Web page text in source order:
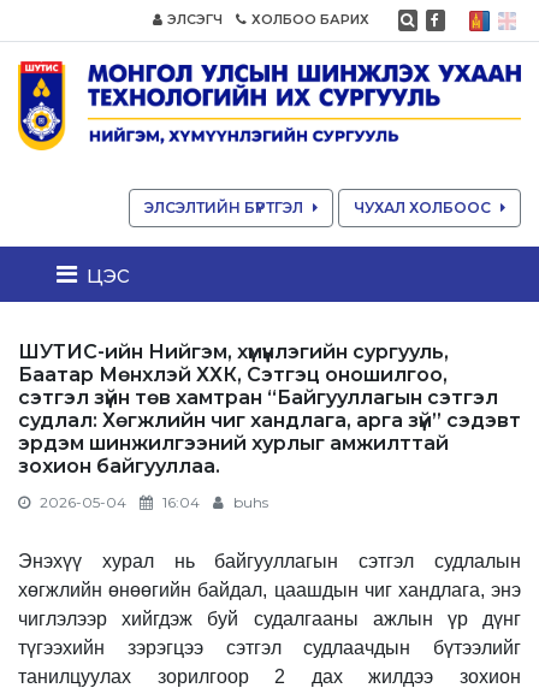
ЭЛСЭГЧ ХОЛБОО БАРИХ
ЭЛСЭЛТИЙН БҮРТГЭЛ ЧУХАЛ ХОЛБООС
цэс
ШУТИС-ийн Нийгэм, хүмүүнлэгийн сургууль,
Баатар Мөнхлэй ХХК, Сэтгэц оношилгоо,
сэтгэл зүйн төв хамтран “Байгууллагын сэтгэл
судлал: Хөгжлийн чиг хандлага, арга зүй” сэдэвт
эрдэм шинжилгээний хурлыг амжилттай
зохион байгууллаа.
2026-05-04 16:04 buhs
Энэхүү хурал нь байгууллагын сэтгэл судлалын
хөгжлийн өнөөгийн байдал, цаашдын чиг хандлага, энэ
чиглэлээр хийгдэж буй судалгааны ажлын үр дүнг
түгээхийн зэрэгцээ сэтгэл судлаачдын бүтээлийг
танилцуулах зорилгоор 2 дах жилдээ зохион